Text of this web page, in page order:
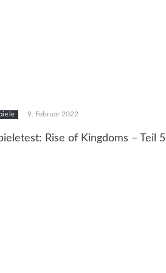
9. Februar 2022
Rise of Kingdoms – Teil 5